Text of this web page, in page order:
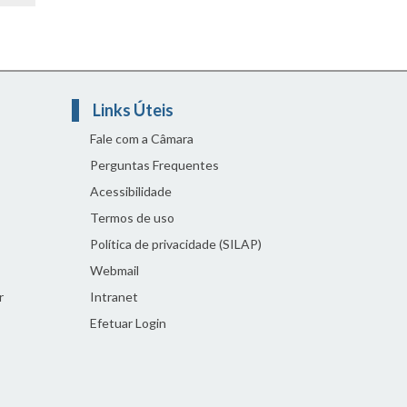
Links Úteis
Fale com a Câmara
Perguntas Frequentes
Acessibilidade
Termos de uso
Política de privacidade (SILAP)
Webmail
Intranet
Efetuar Login